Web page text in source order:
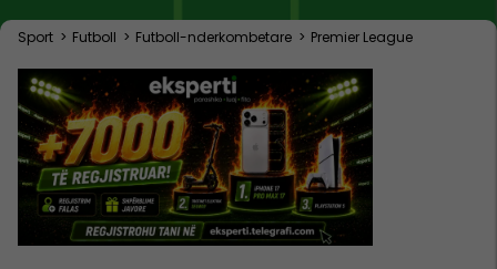
Sport > Futboll > Futboll-nderkombetare > Premier League